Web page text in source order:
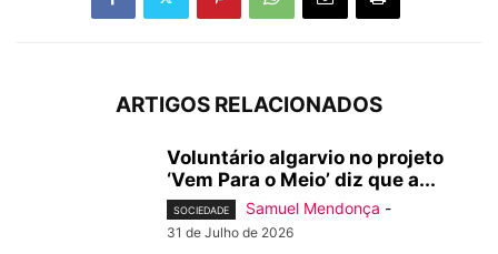
ARTIGOS RELACIONADOS
Voluntário algarvio no projeto
‘Vem Para o Meio’ diz que a...
SOCIEDADE Samuel Mendonça -
31 de Julho de 2026